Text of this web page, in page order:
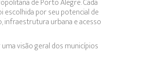
de Porto Alegre. Cada
escolhida por seu potencial de
infraestrutura urbana e acesso
uma visão geral dos municípios